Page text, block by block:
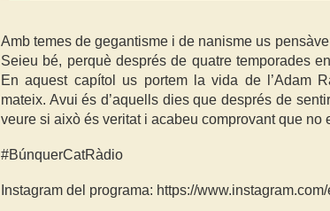
Amb temes de gegantisme i de nanisme us
Seieu bé, perquè després de quatre temporades
En aquest capítol us portem la vida de l’Adam
mateix. Avui és d’aquells dies que després de
veure si això és veritat i acabeu comprovant que no
#BúnquerCatRàdio
Instagram del programa: https://